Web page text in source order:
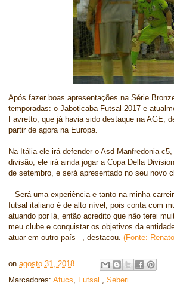
Após fazer boas apresentações na Série
temporadas: o Jaboticaba Futsal 2017 e
Favretto, que já havia sido destaque na AGE,
partir de agora na Europa.
Na Itália ele irá defender o Asd Manfredonia
divisão, ele irá ainda jogar a Copa Della
de setembro, e será apresentado no seu novo
– Será uma experiência e tanto na minha
futsal italiano é de alto nível, pois conta com
atuando por lá, então acredito que não terei
meu clube e conquistar os objetivos da
atuar em outro país –, destacou. (Fonte:
on agosto 31, 2018
Marcadores: Afucs, Futsal., Seberi